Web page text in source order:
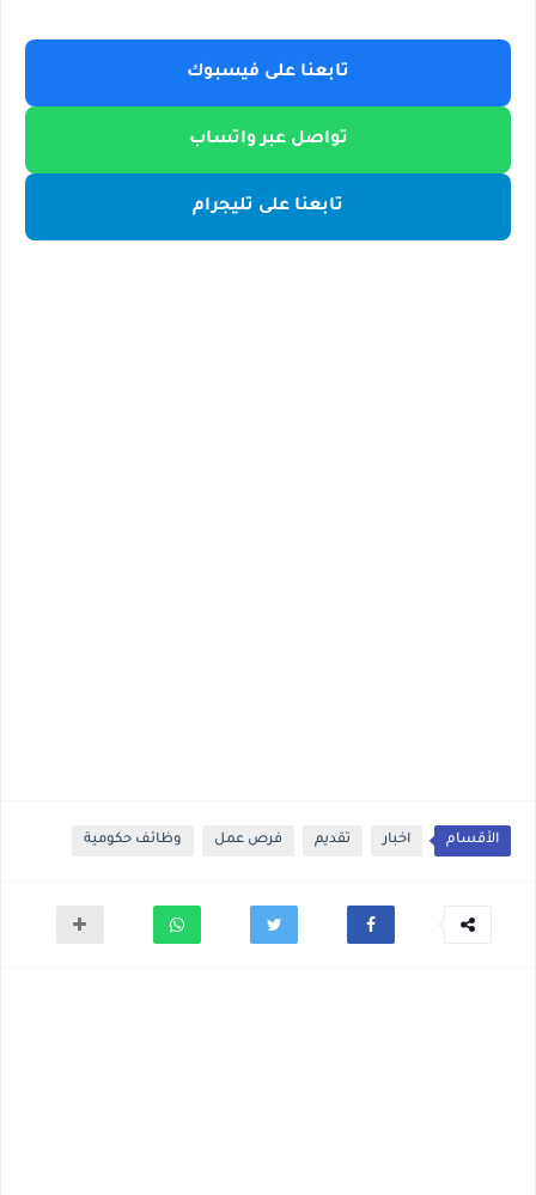
تابعنا على فيسبوك
تواصل عبر واتساب
تابعنا على تليجرام
الأقسام اخبار تقديم فرص عمل وظائف حكومية